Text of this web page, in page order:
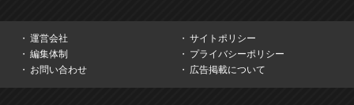
運営会社
サイトポリシー
編集体制
プライバシーポリシー
お問い合わせ
広告掲載について